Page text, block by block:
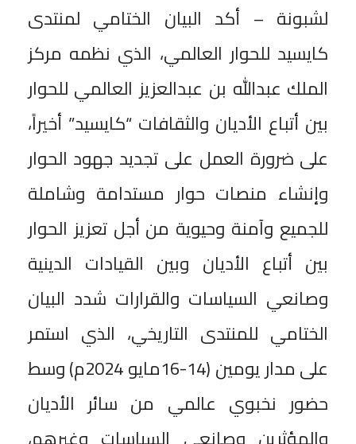
لشبونة – أكد البيان الختامي لمنتدى
كايسيد للحوار العالمي، الذي نظمه مركز
الملك عبدالله بن عبدالعزيز العالمي للحوار
بين أتباع الأديان والثقافات “كايسيد” أخيراً،
على ضرورة العمل على تجديد جهود الحوار
وإنشاء منصات حوار مستدامة وشاملة
للجميع وآمنة وحيوية من أجل تعزيز الحوار
بين أتباع الأديان وبين القيادات الدينية
وصانعي السياسات والقرارات شدد البيان
الختامي للمنتدى التاريخي، الذي استمر
على مدار يومين (14-16مايو 2024م) وسط
حضور نخبوي عالمي من سائر الأديان